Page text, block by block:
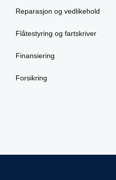
Reparasjon og vedlikehold
Flåtestyring og fartskriver
Finansiering
Forsikring